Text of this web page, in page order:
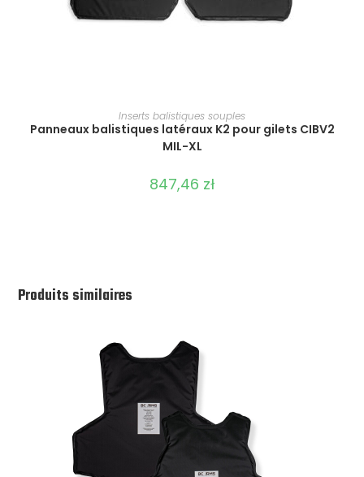
SÉLECTIONNER LES OPTIONS
Inserts balistiques souples
Panneaux balistiques latéraux K2 pour gilets CIBV2
MIL-XL
847,46 zł
Produits similaires